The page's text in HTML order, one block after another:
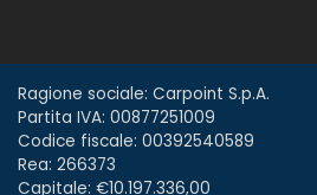
Ragione sociale: Carpoint S.p.A.
Partita IVA: 00877251009
Codice fiscale: 00392540589
Rea: 266373
Capitale: €10.197.336,00